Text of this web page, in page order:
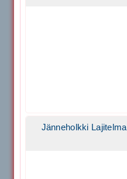
Jänneholkki Lajitelma